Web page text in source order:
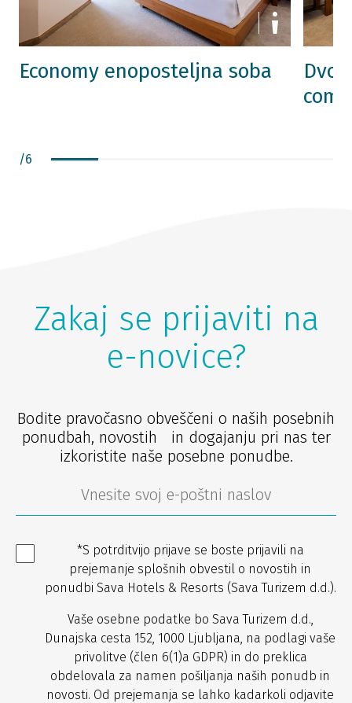
Economy enoposteljna soba
/6
Zakaj se prijaviti na
e-novice?
Bodite pravočasno obveščeni o naših posebnih
ponudbah, novostih in dogajanju pri nas ter
izkoristite naše posebne ponudbe.
*S potrditvijo prijave se boste prijavili na
prejemanje splošnih obvestil o novostih in
ponudbi Sava Hotels & Resorts (Sava Turizem d.d.).
Vaše osebne podatke bo Sava Turizem d.d.,
Dunajska cesta 152, 1000 Ljubljana, na podlagi vaše
privolitve (člen 6(1)a GDPR) in do preklica
obdelovala za namen pošiljanja naših ponudb in
novosti. Od prejemanja se lahko kadarkoli odjavite